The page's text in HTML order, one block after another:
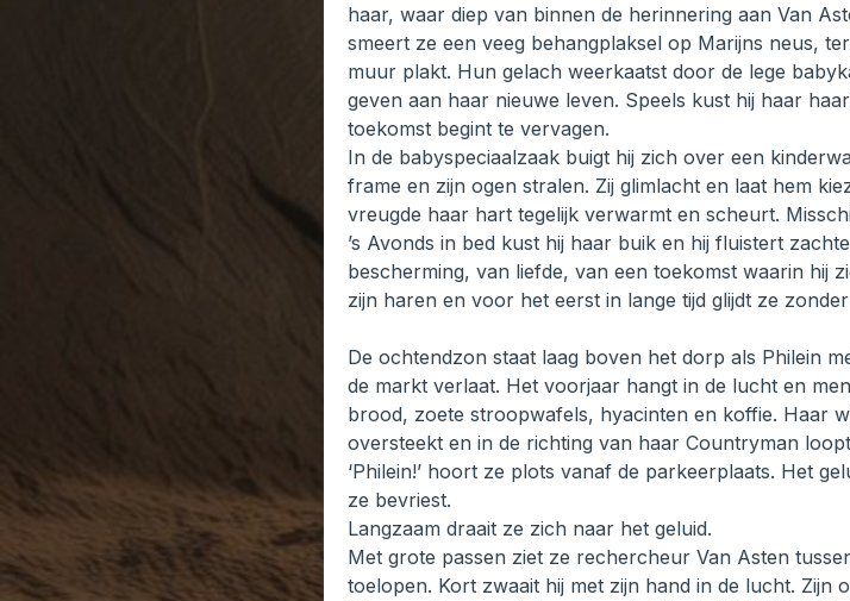
haar, waar diep van binnen de herinnering aan Van
smeert ze een veeg behangplaksel op Marijns neus,
muur plakt. Hun gelach weerkaatst door de lege
geven aan haar nieuwe leven. Speels kust hij haar
toekomst begint te vervagen.
In de babyspeciaalzaak buigt hij zich over een
frame en zijn ogen stralen. Zij glimlacht en laat hem
vreugde haar hart tegelijk verwarmt en scheurt.
’s Avonds in bed kust hij haar buik en hij fluistert
bescherming, van liefde, van een toekomst waarin hij
zijn haren en voor het eerst in lange tijd glijdt ze
De ochtendzon staat laag boven het dorp als Philein
de markt verlaat. Het voorjaar hangt in de lucht en
brood, zoete stroopwafels, hyacinten en koffie. Haar
oversteekt en in de richting van haar Countryman
‘Philein!’ hoort ze plots vanaf de parkeerplaats. Het
ze bevriest.
Langzaam draait ze zich naar het geluid.
Met grote passen ziet ze rechercheur Van Asten
toelopen. Kort zwaait hij met zijn hand in de lucht. Zijn